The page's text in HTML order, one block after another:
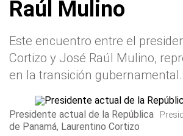
Raúl Mulino
Este encuentro entre el
Cortizo y José Raúl Mulino,
en la transición gubernamental.
Presidente actual de la República
de Panamá, Laurentino Cortizo